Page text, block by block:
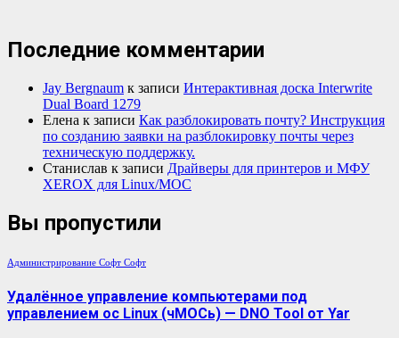
Последние комментарии
Jay Bergnaum к записи Интерактивная доска Interwrite
Dual Board 1279
Елена к записи Как разблокировать почту? Инструкция
по созданию заявки на разблокировку почты через
техническую поддержку.
Станислав к записи Драйверы для принтеров и МФУ
XEROX для Linux/МОС
Вы пропустили
Администрирование Софт Софт
Удалённое управление компьютерами под
управлением ос Linux (чМОСь) — DNO Tool от Yar